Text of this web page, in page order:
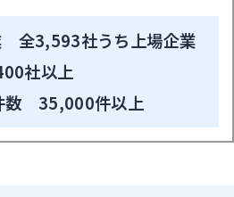
全3,593社うち上場企業
社以上
数 35,000件以上